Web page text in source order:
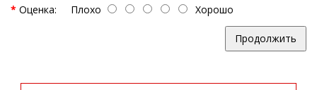
Оценка: Плохо Хорошо
Продолжить